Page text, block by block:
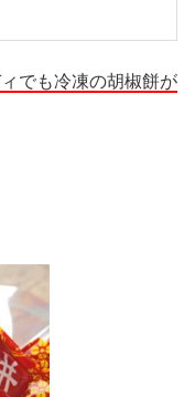
でも冷凍の胡椒餅が